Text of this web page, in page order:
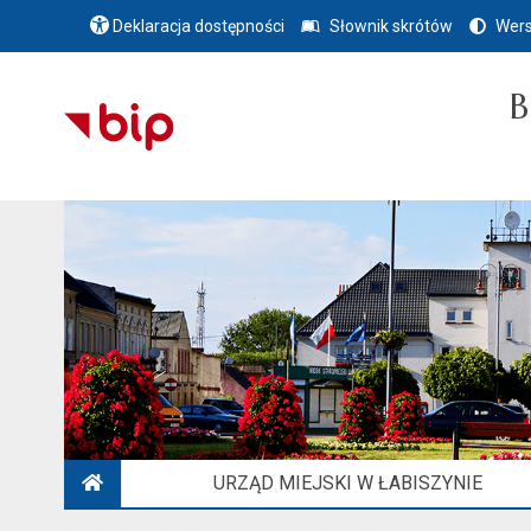
Deklaracja dostępności Słownik skrótów
URZĄD MIEJSKI W ŁABISZYNIE